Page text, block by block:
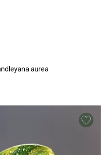
aurea